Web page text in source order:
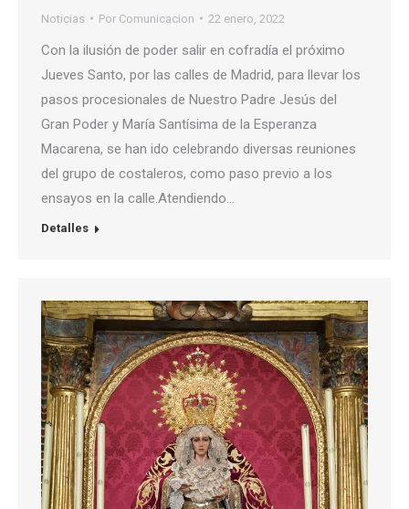
Noticias Por Comunicacion 22 enero, 2022
Con la ilusión de poder salir en cofradía el próximo
Jueves Santo, por las calles de Madrid, para llevar los
pasos procesionales de Nuestro Padre Jesús del
Gran Poder y María Santísima de la Esperanza
Macarena, se han ido celebrando diversas reuniones
del grupo de costaleros, como paso previo a los
ensayos en la calle.Atendiendo…
Detalles